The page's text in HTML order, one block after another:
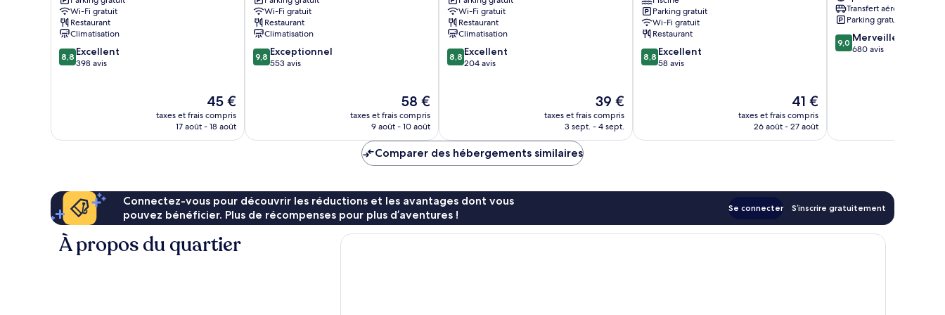
Centre-
ville
de
Xi'an
Wi-Fi gratuit
Restaurant
Climatisation
8.8
sur
8,8 Excellent
398 avis
Le
nouveau
prix
45 €
taxes et frais compris
17 août - 18 août
Centre-
ville
de
Xi'an
Wi-Fi gratuit
Restaurant
Climatisation
9.8
sur
9,8 Exceptionnel
553 avis
Le
nouveau
prix
de
58 €
58 €
taxes et frais compris
9 août - 10 août
Tower
by
IHG
Centre-
ville
Wi-Fi gratuit
Restaurant
Climatisation
8.8
sur
8,8 Excellent
204 avis
Le
nouveau
prix
39 €
taxes et frais compris
3 sept. - 4 sept.
Centre-
ville
de
Xi'an
Parking gratuit
Wi-Fi gratuit
Restaurant
8.8
sur
8,8 Excellent
58 avis
Le
nouveau
prix
41 €
taxes et frais compris
26 août - 27 août
Centre-
ville
de
Xi'an
Transfert aéroport
Parking gratuit
9.0
sur
9,0 Merveilleux
680 avis
Comparer des hébergements similaires
Connectez-vous pour découvrir les réductions et les avantages dont vous
pouvez bénéficier. Plus de récompenses pour plus d’aventures !
Se connecter S’inscrire gratuitement
À propos du quartier